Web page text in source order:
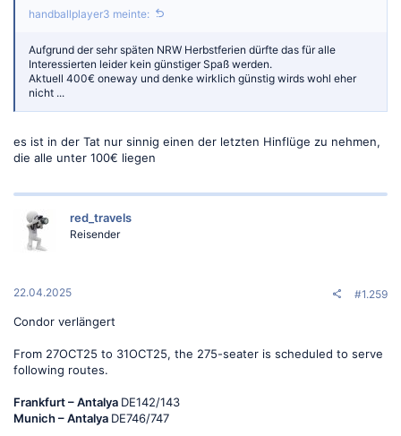
handballplayer3 meinte:
Aufgrund der sehr späten NRW Herbstferien dürfte das für alle
Interessierten leider kein günstiger Spaß werden.
Aktuell 400€ oneway und denke wirklich günstig wirds wohl eher
nicht ...
es ist in der Tat nur sinnig einen der letzten Hinflüge zu nehmen,
die alle unter 100€ liegen
red_travels
Reisender
22.04.2025 #1.259
Condor verlängert
From 27OCT25 to 31OCT25, the 275-seater is scheduled to serve
following routes.
Frankfurt – Antalya DE142/143
Munich – Antalya DE746/747